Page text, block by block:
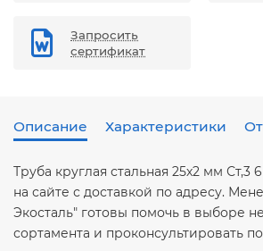
Запросить
сертификат
Описание Характеристики
Труба круглая стальная 25х2 мм Ст,3
на сайте с доставкой по адресу.
Экосталь" готовы помочь в выборе
сортамента и проконсультировать